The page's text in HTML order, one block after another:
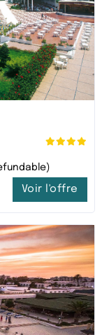
Voir l'offre